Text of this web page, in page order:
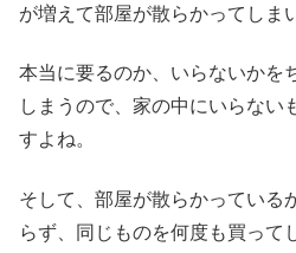
が増えて部屋が散らかってしま
本当に要るのか、いらないかを
しまうので、家の中にいらない
すよね。
そして、部屋が散らかっている
らず、同じものを何度も買って